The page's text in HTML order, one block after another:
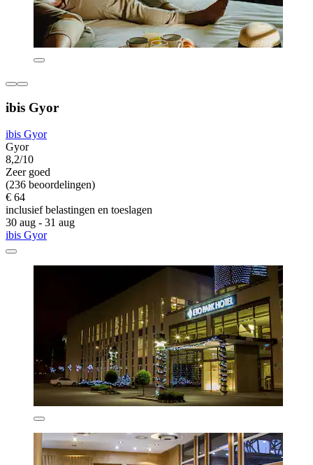
ibis Gyor
ibis Gyor
Gyor
8,2/10
Zeer goed
(236 beoordelingen)
€ 64
inclusief belastingen en toeslagen
30 aug - 31 aug
ibis Gyor